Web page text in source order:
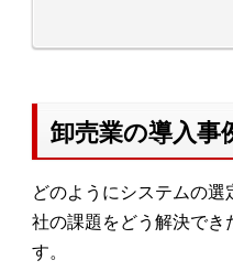
卸売業の導入事
どのようにシステムの
社の課題をどう解決でき
す。